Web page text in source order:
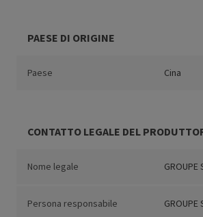
PAESE DI ORIGINE
Paese Cina
CONTATTO LEGALE DEL
Nome legale GROUPE
Persona responsabile GROUPE